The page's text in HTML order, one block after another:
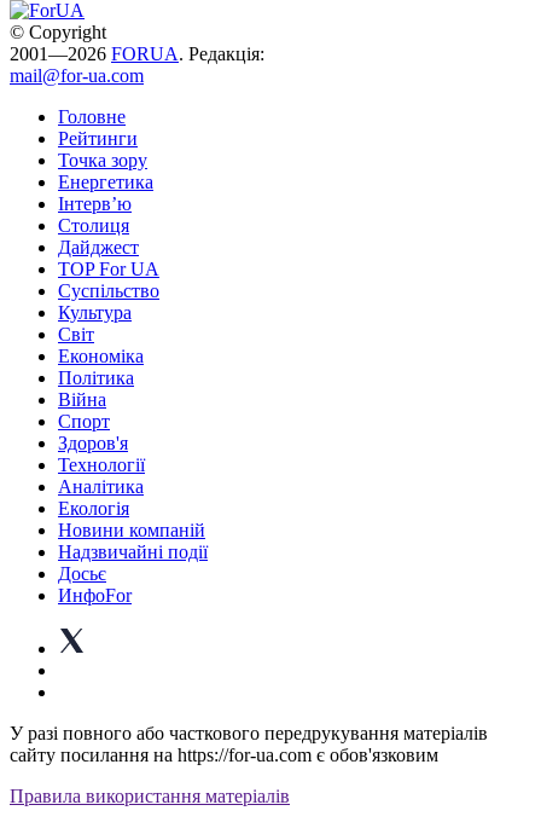
© Copyright
2001—2026 FORUA. Редакція:
mail@for-ua.com
Головне
Рейтинги
Точка зору
Енергетика
Інтерв’ю
Столиця
Дайджест
TOP For UA
Суспiльство
Культура
Світ
Економіка
Політика
Війна
Спорт
Здоров'я
Технології
Аналітика
Екологія
Новини компаній
Надзвичайні події
Досьє
ИнфоFor
У разі повного або часткового передрукування матеріалів
сайту посилання на https://for-ua.com є обов'язковим
Правила використання матеріалів